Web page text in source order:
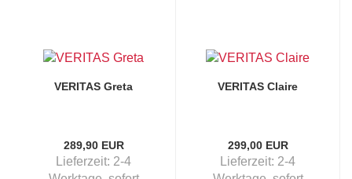
VERITAS Greta
289,90 EUR
Lieferzeit: 2-4
VERITAS Claire
299,00 EUR
Lieferzeit: 2-4